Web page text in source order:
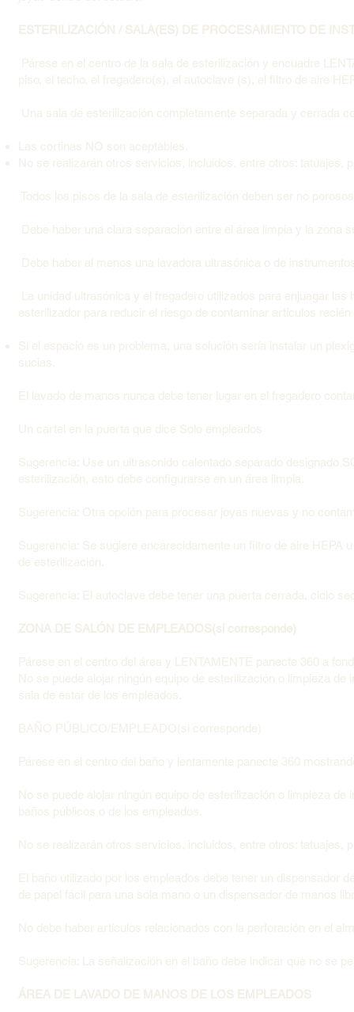
ESTERILIZACIÓN / SALA(ES) DE PROCESAMIENTO DE
Párese en el centro de la sala de esterilización y encuadre
piso, el techo, el fregadero(s), el autoclave (s), el filtro de aire
Una sala de esterilización completamente separada y cerrada
Las cortinas NO son aceptables.
No se realizarán otros servicios, incluidos, entre otros: tatuajes,
Todos los pisos de la sala de esterilización deben ser no
Debe haber una clara separación entre el área limpia y la zona
Debe haber al menos una lavadora ultrasónica o de
La unidad ultrasónica y el fregadero utilizados para enjuagar
esterilizador para reducir el riesgo de contaminar artículos
Si el espacio es un problema, una solución sería instalar un
sucias.
El lavado de manos nunca debe tener lugar en el fregadero
Un cartel en la puerta que dice Solo empleados
Sugerencia: Use un ultrasonido calentado separado designado
esterilización, esto debe configurarse en un área limpia.
Sugerencia: Otra opción para procesar joyas nuevas y no
Sugerencia: Se sugiere encarecidamente un filtro de aire
de esterilización.
Sugerencia: El autoclave debe tener una puerta cerrada, ciclo
ZONA DE SALÓN DE EMPLEADOS(si corresponde)
Párese en el centro del área y LENTAMENTE panecte 360 a
No se puede alojar ningún equipo de esterilización o limpieza
sala de estar de los empleados.
BAÑO PÚBLICO/EMPLEADO(si corresponde)
Párese en el centro del baño y lentamente panecte 360
No se puede alojar ningún equipo de esterilización o limpieza
baños públicos o de los empleados.
No se realizarán otros servicios, incluidos, entre otros: tatuajes,
El baño utilizado por los empleados debe tener un dispensador
de papel fácil para una sola mano o un dispensador de manos
No debe haber artículos relacionados con la perforación en el
Sugerencia: La señalización en el baño debe indicar que no se
ÁREA DE LAVADO DE MANOS DE LOS EMPLEADOS